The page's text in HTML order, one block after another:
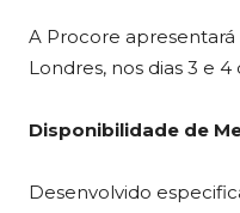
A Procore
Londres, nos dias 3 e 4
Disponibilidade de
Desenvolvido